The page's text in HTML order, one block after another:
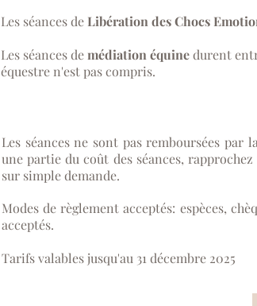
Les séances de Libération des Chocs
Les séances demédiation équinedurent
équestre n'est pas compris.
Les séances ne sont pas remboursées
une partie du coût des séances,
sur simple demande.
Modes de règlement acceptés: espèces,
acceptés.
Tarifs valables jusqu'au 31 décembre 2025